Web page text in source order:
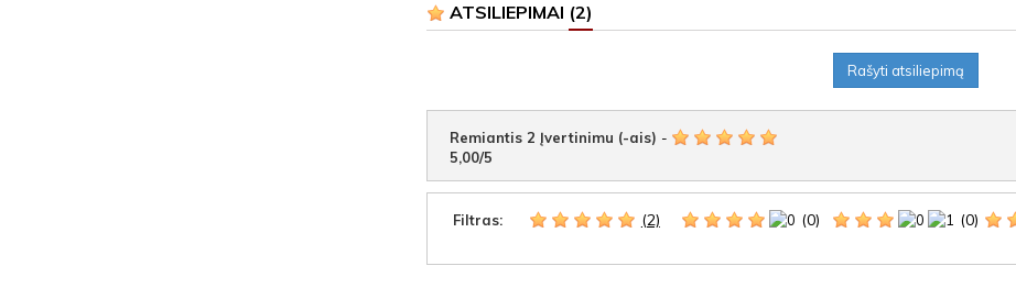
ATSILIEPIMAI (2)
Rašyti atsiliepimą
Remiantis 2 Įvertinimu (-ais) -
5,00/5
Filtras: (2) (0) (0)